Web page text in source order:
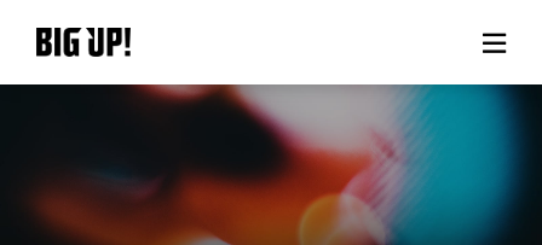
BIG UP!について
ニュース